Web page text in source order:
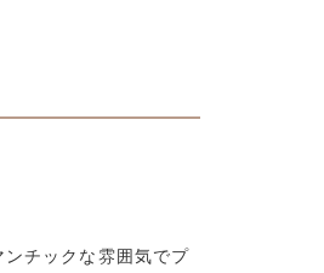
チックな雰囲気でプ